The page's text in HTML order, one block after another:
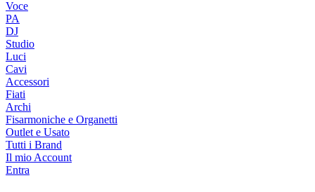
Voce
PA
DJ
Studio
Luci
Cavi
Accessori
Fiati
Archi
Fisarmoniche e Organetti
Outlet e Usato
Tutti i Brand
Il mio Account
Entra